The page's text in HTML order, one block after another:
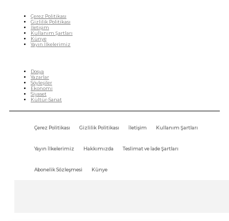
Çerez Politikası
Gizlilik Politikası
İletişim
Kullanım Şartları
Künye
Yayın İlkelerimiz
Dosya
Yazarlar
Söyleşiler
Ekonomi
Siyaset
Kültür-Sanat
Çerez Politikası Gizlilik Politikası İletişim Kullanım Şartları
Yayın İlkelerimiz Hakkımızda Teslimat ve İade Şartları
Abonelik Sözleşmesi Künye